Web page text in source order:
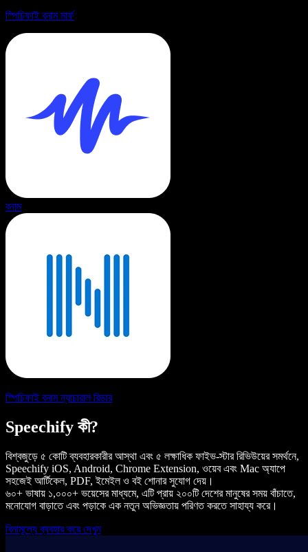
স্পিচিফাই বনাম মার্ফ
বনাম
স্পিচিফাই বনাম ন্যাচারাল রিডার
Speechify কী?
বিশ্বজুড়ে ৫ কোটি ব্যবহারকারীর আস্থা এবং ৫ লক্ষাধিক ফাইভ-স্টার রিভিউয়ের সমর্থনে,
Speechify iOS, Android, Chrome Extension, ওয়েব এবং Mac অ্যাপে
সহজেই আর্টিকেল, PDF, ইমেইল ও বই শোনার সুযোগ দেয়।
৬০+ ভাষায় ১,০০০+ ভয়েসের মাধ্যমে, এটি প্রায় ২০০টি দেশের মানুষের সময় বাঁচাতে,
মনোযোগ বাড়াতে এবং পড়াকে এক নতুন অভিজ্ঞতায় পরিণত করতে সাহায্য করে।
বিনামূল্যে ব্যবহার করে দেখুন